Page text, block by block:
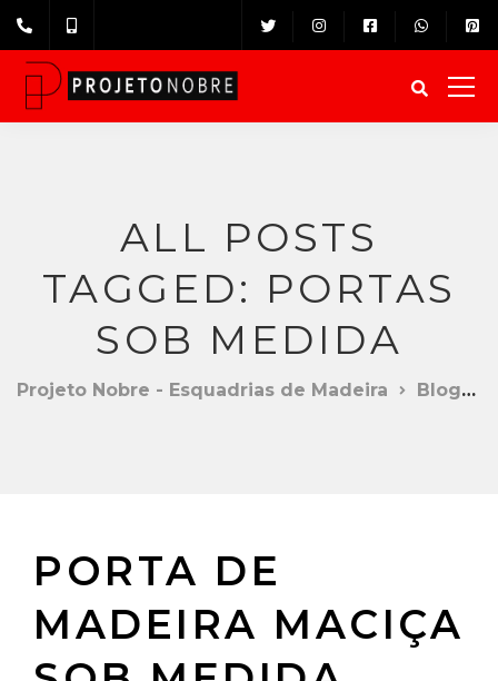
ALL POSTS
TAGGED: PORTAS
SOB MEDIDA
Projeto Nobre - Esquadrias de Madeira Blog
PORTA DE
MADEIRA MACIÇA